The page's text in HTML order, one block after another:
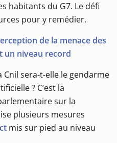
habitants du G7. Le défi
pour y remédier.
de la menace des
un niveau record
Cnil sera-t-elle le gendarme
? C’est la
sur la
plusieurs mesures
mis sur pied au niveau